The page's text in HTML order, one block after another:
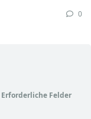
0
Erforderliche Felder